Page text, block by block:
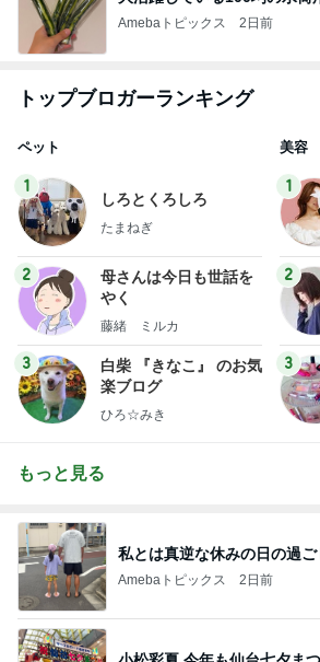
Amebaトピックス 2日前
トップブロガーランキング
ペット
1
しろとくろしろ
たまねぎ
2
母さんは今日も世話を
やく
藤緒 ミルカ
3
白柴 『きなこ』 のお気
楽ブログ
ひろ☆みき
美容
1
2
3
もっと見る
私とは真逆な休みの日の過ご
Amebaトピックス 2日前